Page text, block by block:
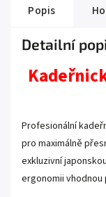
Popis
Detailní
Profesionální
pro maximálně
exkluzivní
ergonomii vhodnou